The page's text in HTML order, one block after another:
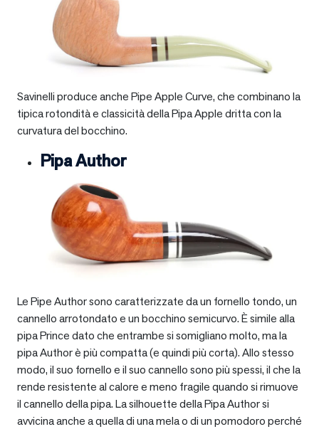
Savinelli produce anche Pipe Apple Curve, che combinano la
tipica rotondità e classicità della Pipa Apple dritta con la
curvatura del bocchino.
Pipa Author
Le Pipe Author sono caratterizzate da un fornello tondo, un
cannello arrotondato e un bocchino semicurvo. È simile alla
pipa Prince dato che entrambe si somigliano molto, ma la
pipa Author è più compatta (e quindi più corta). Allo stesso
modo, il suo fornello e il suo cannello sono più spessi, il che la
rende resistente al calore e meno fragile quando si rimuove
il cannello della pipa. La silhouette della Pipa Author si
avvicina anche a quella di una mela o di un pomodoro perché